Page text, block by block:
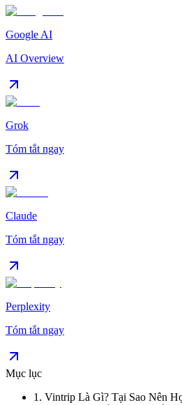
Google AI
AI Overview
Grok
Tóm tắt ngay
Claude
Tóm tắt ngay
Perplexity
Tóm tắt ngay
Mục lục
1 . Vintrip Là Gì? Tại Sao Nên